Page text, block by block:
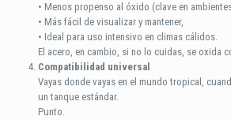
• Menos propenso al óxido (clave en
• Más fácil de visualizar y mantener,
• Ideal para uso intensivo en climas cálidos.
El acero, en cambio, si no lo cuidas, se oxida
Compatibilidad universal
Vayas donde vayas en el mundo tropical,
un tanque estándar.
Punto.